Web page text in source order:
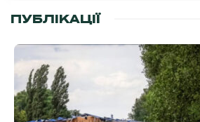
ПУБЛІКАЦІЇ